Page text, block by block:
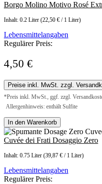
Borgo Molino Motivo Rosé
Inhalt: 0.2 Liter (22,50 € / 1 Liter)
Lebensmittelangaben
Regulärer Preis:
4,50 €
Preise inkl. MwSt. zzgl.
*Preis inkl. MwSt., ggf. zzgl.
Allergenhinweis: enthält Sulfite
In den Warenkorb
Cuvée dei Frati Dosaggio Zero
Inhalt: 0.75 Liter (39,87 € / 1 Liter)
Lebensmittelangaben
Regulärer Preis: